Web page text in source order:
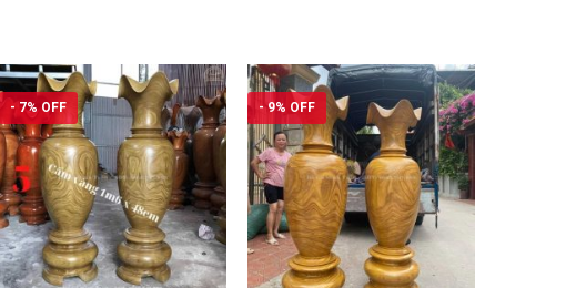
- 7% OFF - 9% OFF